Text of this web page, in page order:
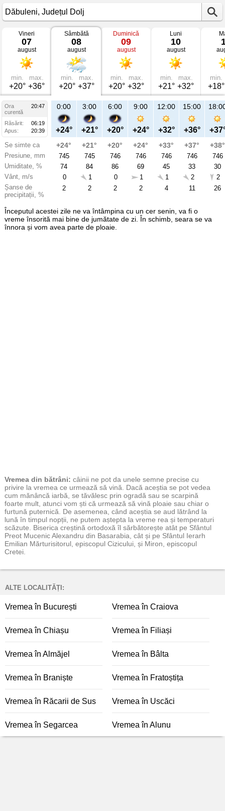
Vremea
Dăbuleni
mâine
Județul
Vineri
07
august
min.
+20°
max.
+36°
Sâmbătă
08
august
min.
+20°
max.
+37°
Duminică
09
august
min.
+20°
max.
+32°
Luni
10
august
min.
+21°
max.
+32°
min.
+18°
Ora
20:47
curentă
Răsărit:
06:19
Apus:
20:39
Se simte ca
Presiune, mm
Umiditate, %
Vânt, m/s
Șanse de
precipitații, %
23:00
+26°
+26°
743
67
1
6
Sâ
aug
0:00
+24°
+24°
745
74
0
2
3:00
+21°
+21°
745
84
1
2
6:00
+20°
+20°
746
86
0
2
9:00
+24°
+24°
746
69
1
2
12:00
+32°
+33°
746
45
1
4
15:00
+36°
+37°
746
33
2
11
+38°
746
30
2
26
Începutul acestei zile ne va întâmpina cu un cer senin, va fi o
vreme însorită mai bine de jumătate de zi. În schimb, seara se va
înnora și vom avea parte de ploaie.
Vremea din bătrâni: câinii ne pot da unele semne precise cu
privire la vremea ce urmează să vină. Dacă aceștia se pot vedea
cum mănâncă iarbă, se tăvălesc prin ogradă sau se scarpină
foarte mult, atunci vom ști că urmează să vină ploaie sau chiar o
furtună puternică. De asemenea, când aceștia se aud lătrând la
lună în timpul nopții, ne putem aștepta la vreme rea și temperaturi
scăzute. Biserica creștină ortodoxă îl sărbătorește atât pe Sfântul
Preot Mucenic Alexandru din Basarabia, cât și pe Sfântul Ierarh
Emilian Mărturisitorul, episcopul Cizicului, și Miron, episcopul
Cretei.
ALTE LOCALITĂȚI:
Vremea în București Vremea în Craiova
Vremea în Chiașu Vremea în Filiași
Vremea în Almăjel Vremea în Bâlta
Vremea în Braniște Vremea în Fratoștița
Vremea în Răcarii de Sus Vremea în Uscăci
Vremea în Segarcea Vremea în Alunu